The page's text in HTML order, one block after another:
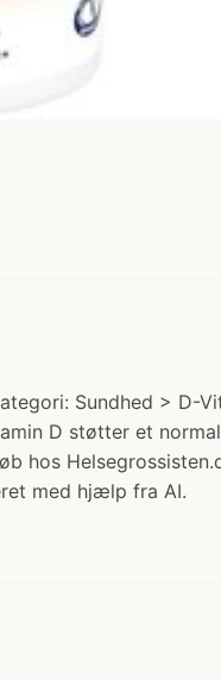
Sundhed > D-
D støtter et
hos
med hjælp fra AI.